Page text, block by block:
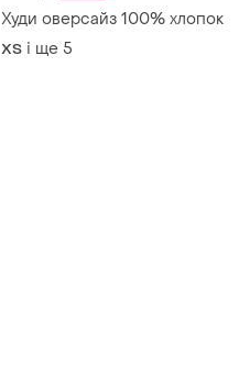
Худи оверсайз 100% хлопок
ХS і ще 5